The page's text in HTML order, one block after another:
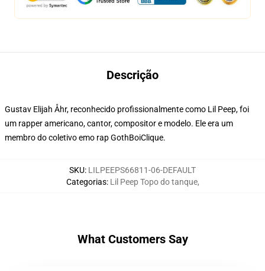
Descrição
Gustav Elijah Åhr, reconhecido profissionalmente como Lil Peep, foi
um rapper americano, cantor, compositor e modelo. Ele era um
membro do coletivo emo rap GothBoiClique.
SKU: LILPEEPS66811-06-DEFAULT
Categorias: Lil Peep Topo do tanque,
What Customers Say